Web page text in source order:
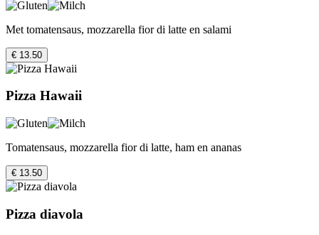
Met tomatensaus, mozzarella fior di latte en salami
€ 13.50
Pizza Hawaii
Tomatensaus, mozzarella fior di latte, ham en ananas
€ 13.50
Pizza diavola